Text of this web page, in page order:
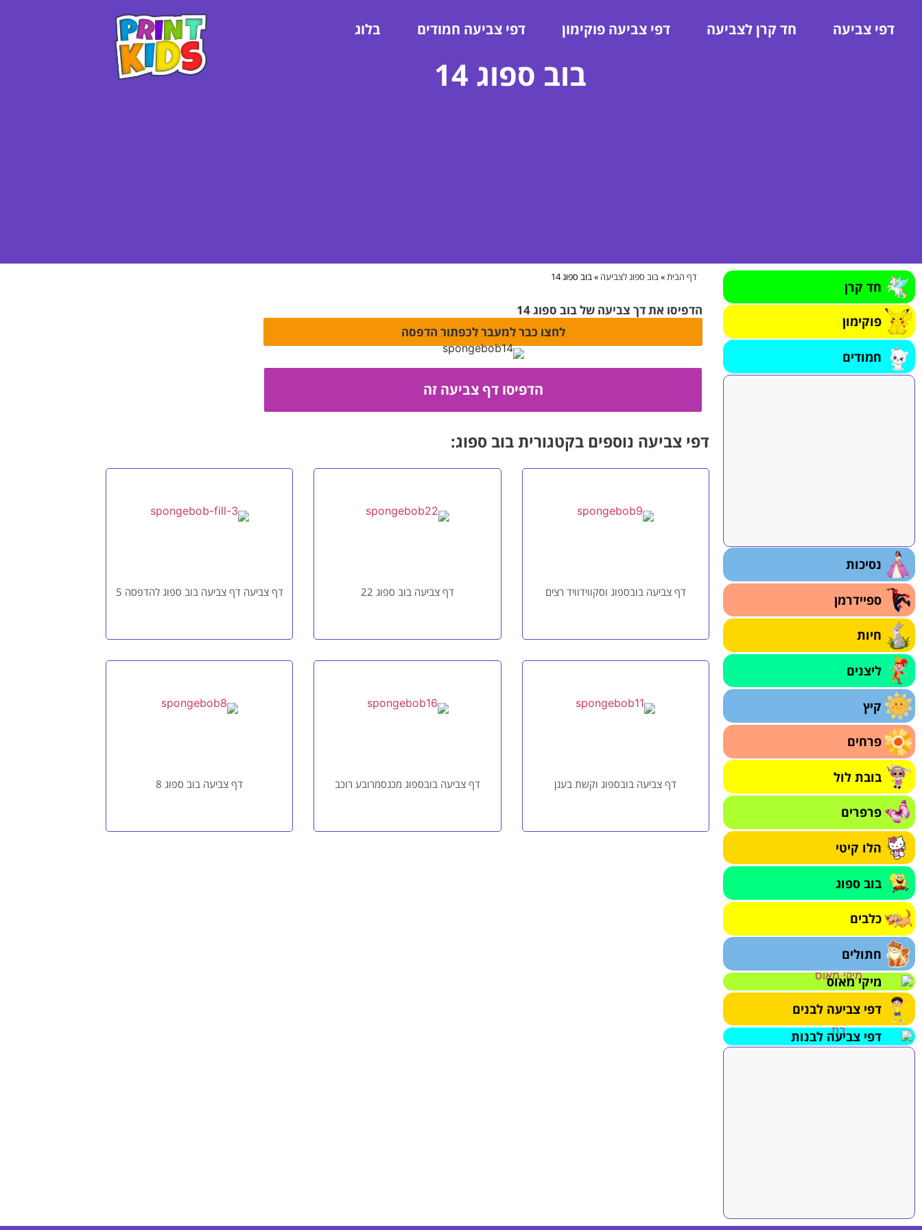
דפי צביעה חד קרן לצביעה דפי צביעה פוקימון דפי צביעה חמודים בלוג
בוב ספוג 14
חד קרן
פוקימון
חמודים
נסיכות
ספיידרמן
חיות
ליצנים
קיץ
פרחים
בובת לול
פרפרים
הלו קיטי
בוב ספוג
כלבים
חתולים
מיקי מאוס
דפי צביעה לבנים
דפי צביעה לבנות
דף הבית » בוב ספוג לצביעה » בוב ספוג 14
הדפיסו את דך צביעה של בוב ספוג 14
לחצו כבר למעבר לכפתור הדפסה
דפי צביעה נוספים בקטגורית בוב ספוג:
דף צביעה בובספוג וסקווידוויד רצים דף צביעה בוב ספוג 22 דף צביעה דף צביעה בוב ספוג להדפסה 5
דף צביעה בובספוג וקשת בענן דף צביעה בובספוג מכנסמרובע רוכב דף צביעה בוב ספוג 8